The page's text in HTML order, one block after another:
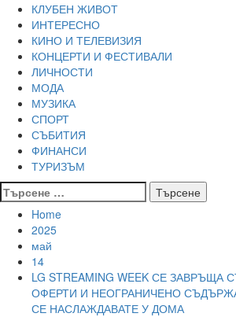
КЛУБЕН ЖИВОТ
ИНТЕРЕСНО
КИНО И ТЕЛЕВИЗИЯ
КОНЦЕРТИ И ФЕСТИВАЛИ
ЛИЧНОСТИ
МОДА
МУЗИКА
СПОРТ
СЪБИТИЯ
ФИНАНСИ
ТУРИЗЪМ
Търсене
за:
Home
2025
май
14
LG STREAMING WEEK СЕ
ОФЕРТИ И НЕОГРАНИЧЕНО
СЕ НАСЛАЖДАВАТЕ У ДОМА